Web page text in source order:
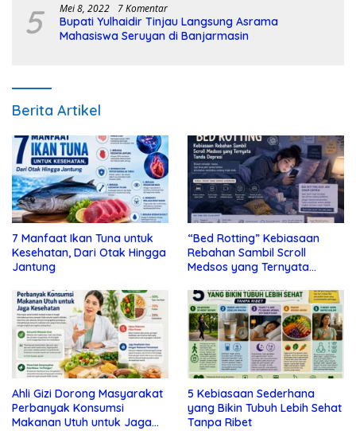
5 Mei 8, 2022 7 Komentar
Bupati Yulhaidir Tinjau Langsung Asrama
Mahasiswa Seruyan di Banjarmasin
Berita Artikel
7 Manfaat Ikan Tuna untuk
Kesehatan, Dari Otak Hingga
Jantung
“Bed Rotting” Kebiasaan
Rebahan Sambil Scroll
Medsos yang Ternyata
Ahli Gizi Dorong Masyarakat
Perbanyak Konsumsi
Makanan Utuh untuk Jaga
5 Kebiasaan Sederhana
yang Bikin Tubuh Lebih Sehat
Tanpa Ribet